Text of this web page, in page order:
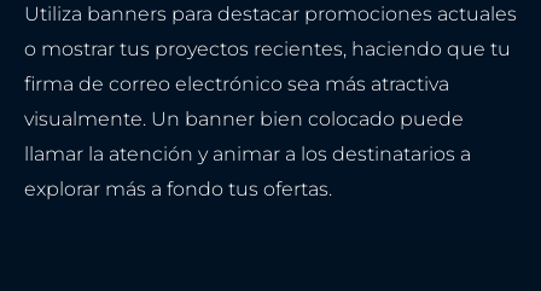
Utiliza banners para destacar promociones actuales
o mostrar tus proyectos recientes, haciendo que tu
firma de correo electrónico sea más atractiva
visualmente. Un banner bien colocado puede
llamar la atención y animar a los destinatarios a
explorar más a fondo tus ofertas.